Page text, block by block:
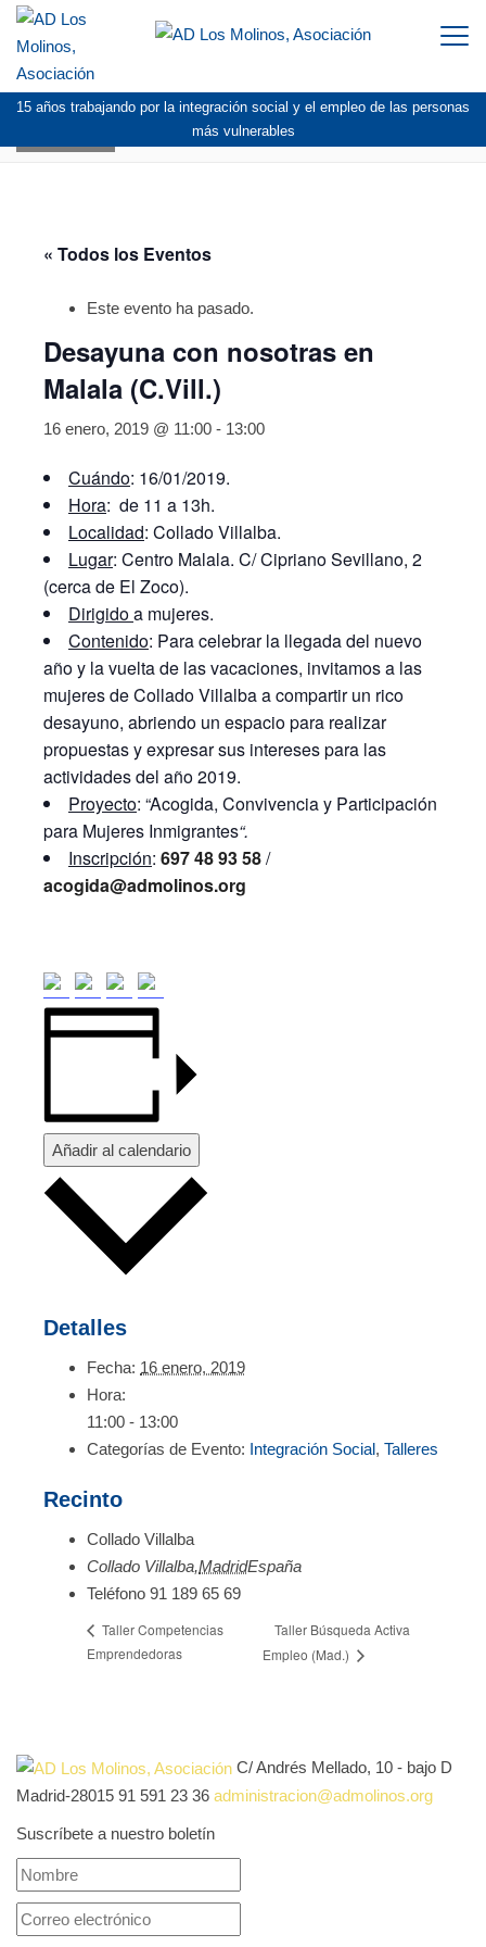
15 años trabajando por la integración social y el empleo de las personas
más vulnerables
« Todos los Eventos
Este evento ha pasado.
Desayuna con nosotras en
Malala (C.Vill.)
16 enero, 2019 @ 11:00 - 13:00
Cuándo: 16/01/2019.
Hora: de 11 a 13h.
Localidad: Collado Villalba.
Lugar: Centro Malala. C/ Cipriano Sevillano, 2
(cerca de El Zoco).
Dirigidoa mujeres.
Contenido: Para celebrar la llegada del nuevo
año y la vuelta de las vacaciones, invitamos a las
mujeres de Collado Villalba a compartir un rico
desayuno, abriendo un espacio para realizar
propuestas y expresar sus intereses para las
actividades del año 2019.
Proyecto: “Acogida, Convivencia y Participación
para Mujeres Inmigrantes“.
Inscripción: 697 48 93 58/
acogida@admolinos.org
Añadir al calendario
Detalles
Fecha: 16 enero, 2019
Hora:
11:00 - 13:00
Categorías de Evento: Integración Social, Talleres
Recinto
Collado Villalba
Collado Villalba,MadridEspaña
Teléfono 91 189 65 69
Taller Competencias
Emprendedoras
Taller Búsqueda Activa
Empleo (Mad.)
C/ Andrés Mellado, 10 - bajo D
Madrid-28015 91 591 23 36 administracion@admolinos.org
Suscríbete a nuestro boletín